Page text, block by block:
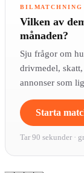
BILMATCHNING
Vilken av
månaden?
Sju frågor om
drivmedel,
annonser som
Starta
Tar 90 sekunder ·